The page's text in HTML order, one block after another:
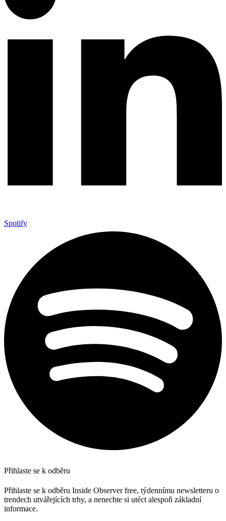
Spotify
Přihlaste se k odběru
Přihlaste se k odběru Inside Observer free, týdennímu newsletteru o
trendech utvářejících trhy, a nenechte si utéct alespoň základní
informace.